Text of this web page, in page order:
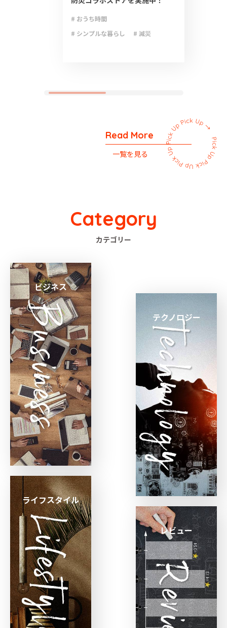
# おうち時間
# シンプルな暮らし
# 減災
Read More
一覧を見る
Category
カテゴリー
ビジネス
テクノロジー
ライフスタイル
レビュー